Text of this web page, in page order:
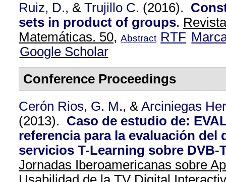
Ruiz, D., & Trujillo C. (2016).
sets in product of groups.
Matemáticas. 50, Abstract RTF
Google Scholar
Conference Proceedings
Cerón Rios, G. M., & Arciniegas
(2013). Caso de estudio de:
referencia para la evaluación del
servicios T-Learning sobre DVB-
Jornadas Iberoamericanas sobre